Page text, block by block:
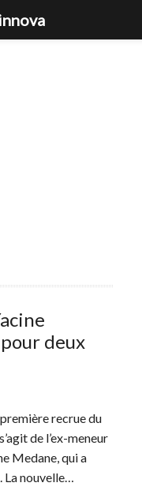
deux
recrue du
de l’ex-meneur
Medane, qui a
La nouvelle…